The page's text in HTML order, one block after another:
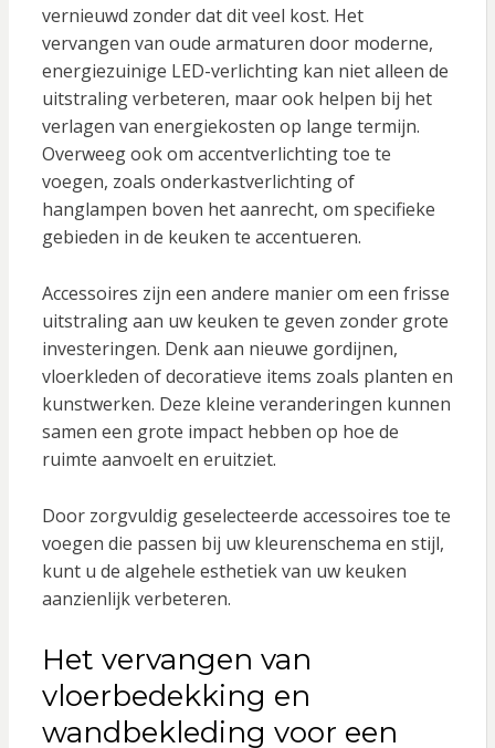
vernieuwd zonder dat dit veel kost. Het
vervangen van oude armaturen door moderne,
energiezuinige LED-verlichting kan niet alleen de
uitstraling verbeteren, maar ook helpen bij het
verlagen van energiekosten op lange termijn.
Overweeg ook om accentverlichting toe te
voegen, zoals onderkastverlichting of
hanglampen boven het aanrecht, om specifieke
gebieden in de keuken te accentueren.
Accessoires zijn een andere manier om een frisse
uitstraling aan uw keuken te geven zonder grote
investeringen. Denk aan nieuwe gordijnen,
vloerkleden of decoratieve items zoals planten en
kunstwerken. Deze kleine veranderingen kunnen
samen een grote impact hebben op hoe de
ruimte aanvoelt en eruitziet.
Door zorgvuldig geselecteerde accessoires toe te
voegen die passen bij uw kleurenschema en stijl,
kunt u de algehele esthetiek van uw keuken
aanzienlijk verbeteren.
Het vervangen van
vloerbedekking en
wandbekleding voor een